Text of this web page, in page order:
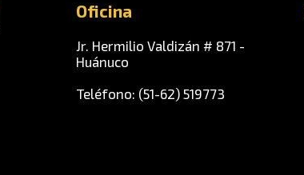
Oficina
Jr. Hermilio Valdizán # 871 -
Huánuco
Teléfono: (51-62) 519773